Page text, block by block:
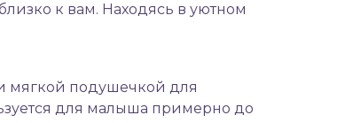
к вам. Находясь в уютном
мягкой подушечкой для
для малыша примерно до